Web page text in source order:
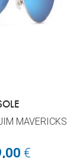
MAVERICKS
€